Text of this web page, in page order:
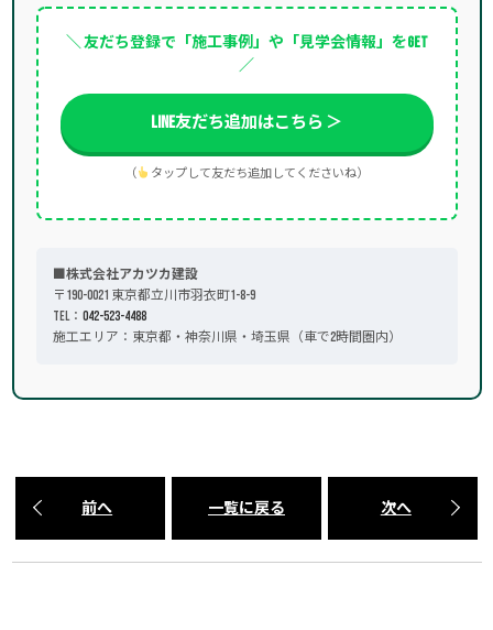
＼ 友だち登録で「施工事例」や「見学会情報」をGET
／
LINE友だち追加はこちら ＞
（ タップして友だち追加してくださいね）
■株式会社アカツカ建設
〒190-0021 東京都立川市羽衣町1-8-9
TEL： 042-523-4488
施工エリア：東京都・神奈川県・埼玉県（車で2時間圏内）
前へ 一覧に戻る 次へ